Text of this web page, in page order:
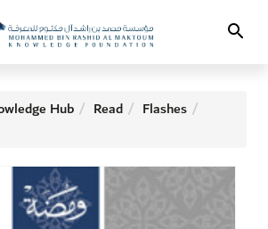
Search
Hub Read
Flashes